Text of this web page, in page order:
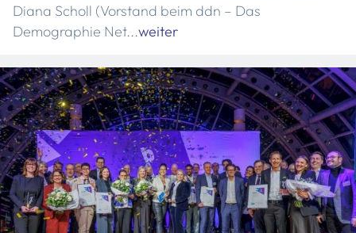
Diana Scholl (Vorstand beim ddn – Das
Demographie Net...weiter